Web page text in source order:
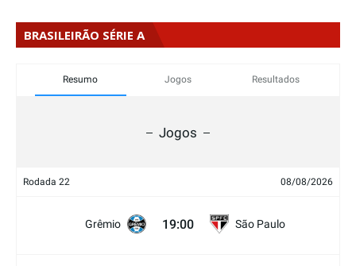
BRASILEIRÃO SÉRIE A
Resumo Jogos Resultados
Jogos
Rodada 22 08/08/2026
Grêmio 19:00 São Paulo